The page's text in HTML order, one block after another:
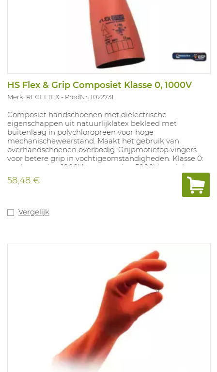
HS Flex & Grip Composiet Klasse 0, 1000V
Merk: REGELTEX ProdNr. 1022731
Composiet handschoenen met diëlectrische
eigenschappen uit natuurlijklatex bekleed met
buitenlaag in polychloropreen voor hoge
mechanischeweerstand. Maakt het gebruik van
overhandschoenen overbodig. Grijpmotiefop vingers
voor betere grip in vochtigeomstandigheden. Klasse 0:
werkspanning 1000V, testspanning 5000V,speciale
eigenschappen R (zuren, olie, ozon)en C (lage
temperaturen).Geleverd met 1 paar
60903.
58,48 €
Vergelijk